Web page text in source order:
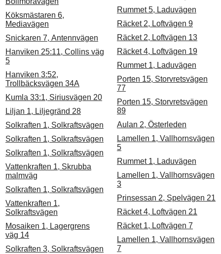
Köksmästaren 6,
Mediavägen
Snickaren 7, Antennvägen
Hanviken 25:11, Collins väg
5
Hanviken 3:52,
Trollbäcksvägen 34A
Kumla 33:1, Siriusvägen 20
Liljan 1, Liljegränd 28
Solkraften 1, Solkraftsvägen
Solkraften 1, Solkraftsvägen
Solkraften 1, Solkraftsvägen
Vattenkraften 1, Skrubba
malmväg
Solkraften 1, Solkraftsvägen
Vattenkraften 1,
Solkraftsvägen
Mosaiken 1, Lagergrens
väg 14
Solkraften 3, Solkraftsvägen
Rummet 5, Laduvägen
Räcket 2, Loftvägen 9
Räcket 2, Loftvägen 13
Räcket 4, Loftvägen 19
Rummet 1, Laduvägen
Porten 15, Storvretsvägen
77
Porten 15, Storvretsvägen
89
Aulan 2, Österleden
Lamellen 1, Vallhornsvägen
5
Rummet 1, Laduvägen
Lamellen 1, Vallhornsvägen
3
Prinsessan 2, Spelvägen 21
Räcket 4, Loftvägen 21
Räcket 1, Loftvägen 7
Lamellen 1, Vallhornsvägen
7